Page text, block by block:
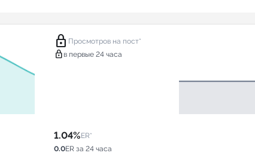
lock Просмотров на пост*
lock в первые 24 часа
1.04%ER*
0.0ER за 24 часа